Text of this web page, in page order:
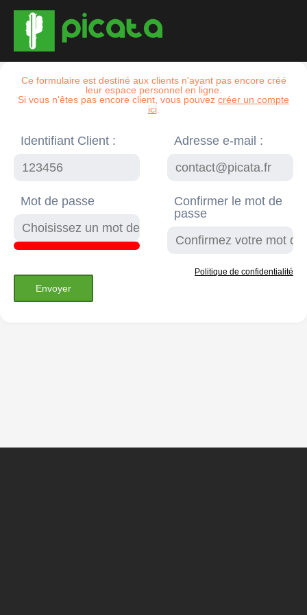
Ce formulaire est destiné aux clients n'ayant pas encore créé
leur espace personnel en ligne.
Si vous n'êtes pas encore client, vous pouvez créer un compte
ici.
Identifiant Client : Adresse e-mail :
Mot de passe
Confirmer le mot de
passe
Envoyer
Politique de confidentialité